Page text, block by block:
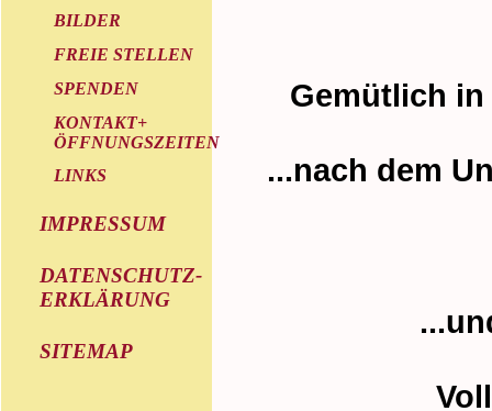
BILDER
FREIE STELLEN
SPENDEN
KONTAKT+
ÖFFNUNGSZEITEN
LINKS
IMPRESSUM
DATENSCHUTZ-
ERKLÄRUNG
SITEMAP
Gemütlich
...nach dem